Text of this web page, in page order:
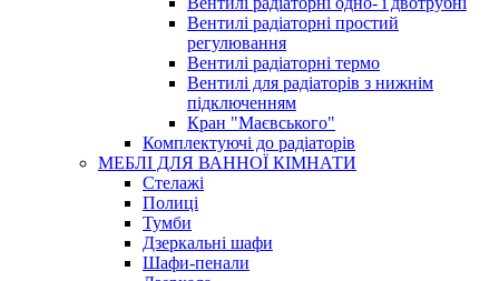
Вентилі радіаторні простий
регулювання
Вентилі радіаторні термо
Вентилі для радіаторів з нижнім
підключенням
Кран "Маєвського"
Комплектуючі до радіаторів
МЕБЛІ ДЛЯ ВАННОЇ КІМНАТИ
Стелажі
Полиці
Тумби
Дзеркальні шафи
Шафи-пенали